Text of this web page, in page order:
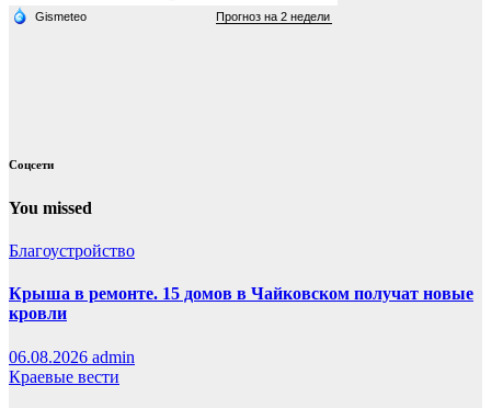
Соцсети
You missed
Благоустройство
Крыша в ремонте. 15 домов в Чайковском получат новые
кровли
06.08.2026 admin
Краевые вести